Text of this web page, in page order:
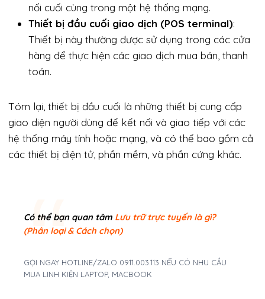
nối cuối cùng trong một hệ thống mạng.
Thiết bị đầu cuối giao dịch (POS terminal):
Thiết bị này thường được sử dụng trong các cửa
hàng để thực hiện các giao dịch mua bán, thanh
toán.
Tóm lại, thiết bị đầu cuối là những thiết bị cung cấp
giao diện người dùng để kết nối và giao tiếp với các
hệ thống máy tính hoặc mạng, và có thể bao gồm cả
các thiết bị điện tử, phần mềm, và phần cứng khác.
Có thể bạn quan tâm Lưu trữ trực tuyến là gì?
(Phân loại & Cách chọn)
GỌI NGAY HOTLINE/ZALO 0911.003.113 NẾU CÓ NHU CẦU
MUA LINH KIỆN LAPTOP, MACBOOK